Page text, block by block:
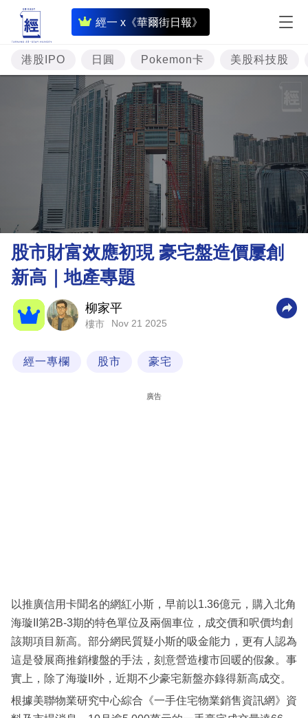
經一 x《華爾街日報》
即
時
財
經
專
題
投
資
樓
市
理
財
商
業
科
區
港股IPO 日圓 Pokemon卡 美股科技股
股市財富效應初現 豪宅盤造價屢創
新高｜地產專題
柳家平
樓市 Nov 21 2025
經一專欄 股市 豪宅
廣告
以推廣信用卡聞名的網紅小斯，早前以1.36億元，購入北角
海璇II第2B-3期的特色單位及兩個車位，成交價和呎價均創
該期項目新高。部分網民質疑小斯的吸金能力，更有人認為
這是發展商推銷樓盤的手法，刻意營造樓市回暖的假象。事
實上，除了海璇II外，近期不少豪宅新盤亦錄得新高成交。
根據美聯物業研究中心綜合《一手住宅物業銷售資訊網》資